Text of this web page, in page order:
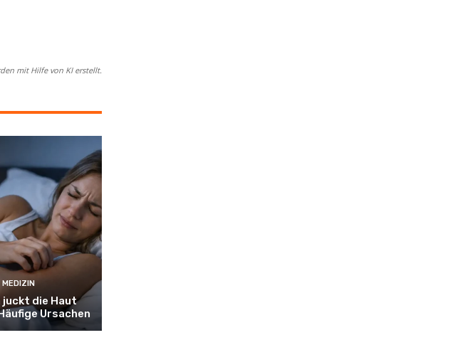
mit Hilfe von KI erstellt.
MEDIZIN
juckt die Haut
Ursachen